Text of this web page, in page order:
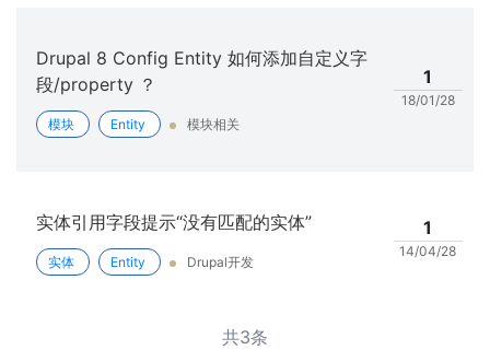
Drupal 8 Config Entity 如何添加自定义字
段/property ？
模块 Entity 模块相关
1
18/01/28
实体引用字段提示“没有匹配的实体”
实体 Entity Drupal开发
1
14/04/28
共3条